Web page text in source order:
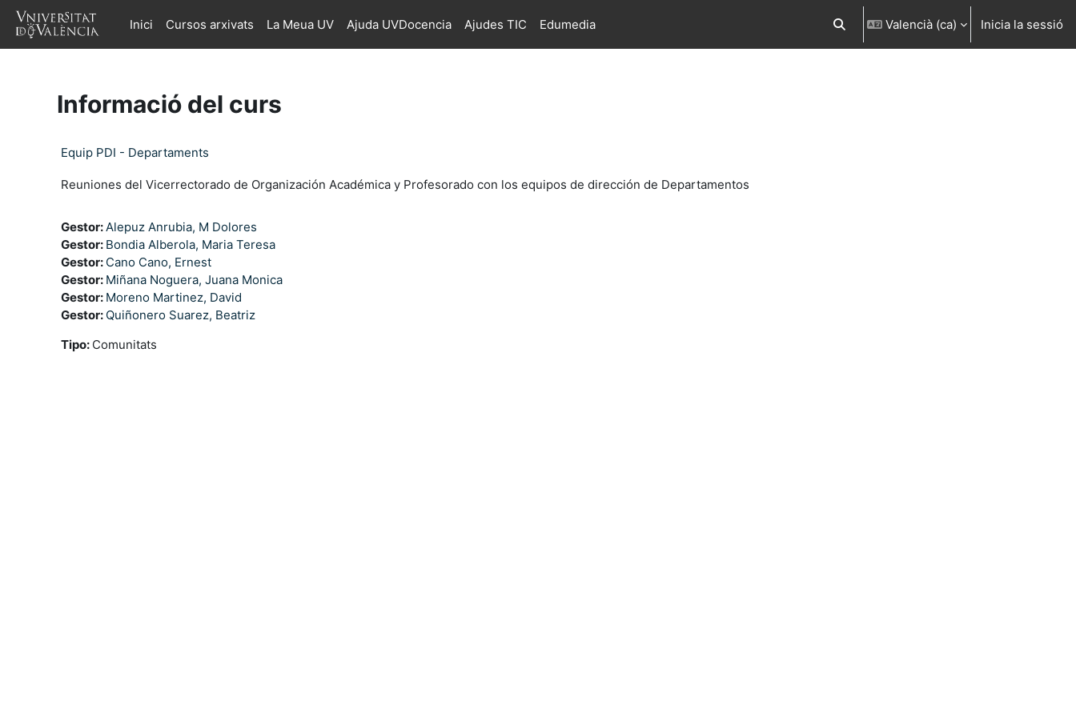
Ves al contingut principal
Inici
Cursos arxivats La Meua UV Ajuda UVDocencia Ajudes TIC Edumedia Commuta l'entrada de la cerca
Valencià ‎(ca)‎ Inicia la sessió
Informació del curs
Equip PDI - Departaments
Reuniones del Vicerrectorado de Organización Académica y Profesorado con los equipos de dirección de Departamentos
Gestor:Alepuz Anrubia, M Dolores
Gestor: Bondia Alberola, Maria Teresa
Gestor: Cano Cano, Ernest
Gestor: Miñana Noguera, Juana Monica
Gestor: Moreno Martinez, David
Gestor: Quiñonero Suarez, Beatriz
Tipo: Comunitats